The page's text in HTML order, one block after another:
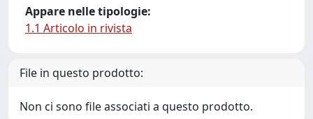
Appare nelle tipologie:
1.1 Articolo in rivista
File in questo prodotto:
Non ci sono file associati a questo prodotto.